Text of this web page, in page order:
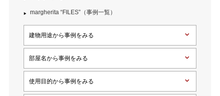
margherita “FILES”（事例一覧）
建物用途から事例をみる
部屋名から事例をみる
使用目的から事例をみる